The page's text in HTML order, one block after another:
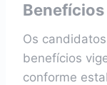
Benefícios
Os
benefícios
conforme